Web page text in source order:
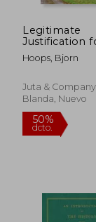
35%
Legitimate
Justification
Expropriation:
Comparative
(en Inglés)
Hoops, Bjorn
Juta &
Blanda, Nuevo